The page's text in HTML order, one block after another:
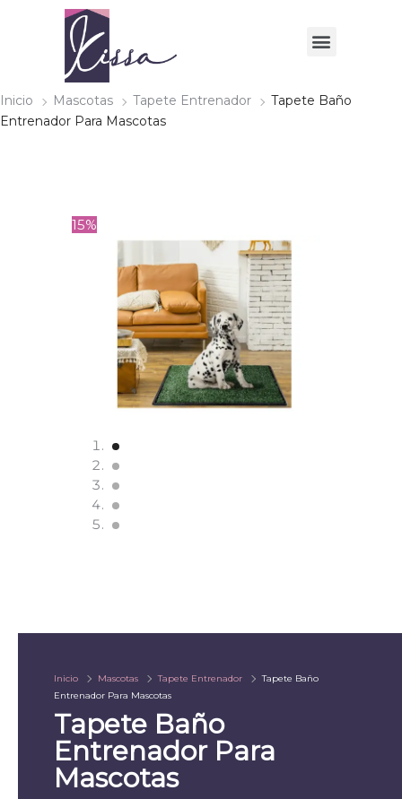
Inicio Mascotas Tapete Entrenador
Tapete Baño
Entrenador Para Mascotas
15%
Inicio Mascotas Tapete Entrenador
Tapete Baño
Entrenador Para Mascotas
Tapete Baño
Entrenador Para
Mascotas